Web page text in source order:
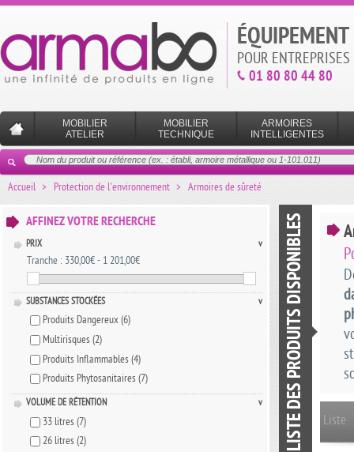
POUR
01 80 80 44 80
MOBILIER
ATELIER
MOBILIER
TECHNIQUE
ARMOIRES
INTELLIGENTES
AFFINEZ VOTRE RECHERCHE
PRIX v
Tranche : 330,00€ - 1 201,00€
SUBSTANCES STOCKÉES v
Produits Dangereux(6)
Multirisques(2)
Produits Inflammables(4)
Produits Phytosanitaires(7)
VOLUME DE RÉTENTION v
33 litres(7)
26 litres(2)
Accueil > Protection de l'environnement > Armoires de sûreté
LISTE DES PRODUITS DISPONIBLES Liste